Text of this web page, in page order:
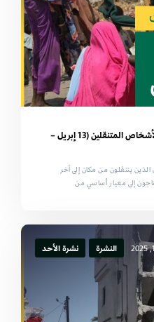
الأحداث والتطورات الخاصة بالأشخاص المتنقلين (13 إبريل –
ينتقلون من مكان إلى آخر
إلى معيار أساسي من
النشرة نشرة الأحد